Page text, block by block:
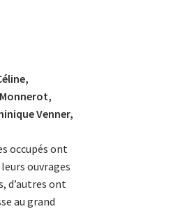
Venner,
occupés ont
ouvrages
d’autres ont
au grand